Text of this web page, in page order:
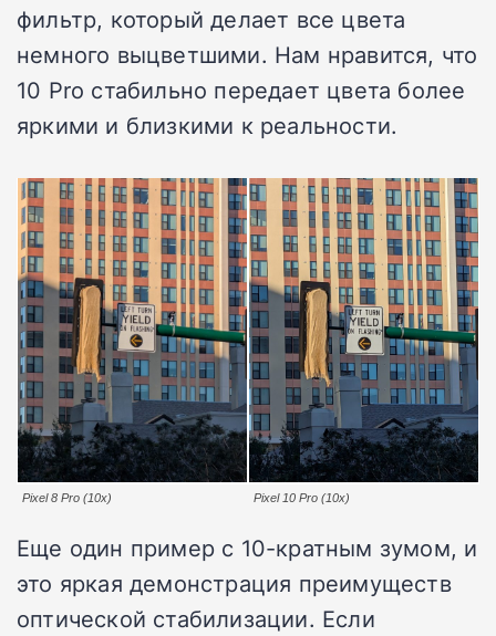
фильтр, который делает все цвета
немного выцветшими. Нам нравится, что
10 Pro стабильно передает цвета более
яркими и близкими к реальности.
Pixel 8 Pro (10x) Pixel 10 Pro (10x)
Еще один пример с 10-кратным зумом, и
это яркая демонстрация преимуществ
оптической стабилизации. Если